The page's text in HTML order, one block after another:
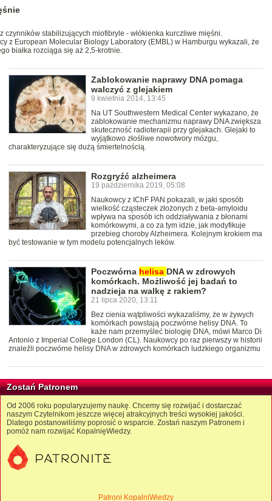
czynników stabilizujących miofibryle - włókienka kurczliwe mięśni.
z European Molecular Biology Laboratory (EMBL) w Hamburgu wykazali, że
białka rozciąga się aż 2,5-krotnie.
Zablokowanie naprawy DNA pomaga
walczyć z glejakiem
9 kwietnia 2014, 13:45
Na UT Southwestern Medical Center wykazano, że
zablokowanie mechanizmu naprawy DNA zwiększa
skuteczność radioterapii przy glejakach. Glejaki to
wyjątkowo złośliwe nowotwory mózgu,
charakteryzujące się dużą śmiertelnością.
Rozgryźć alzheimera
19 października 2019, 05:08
Naukowcy z IChF PAN pokazali, w jaki sposób
wielkość cząsteczek złożonych z beta-amyloidu
wpływa na sposób ich oddziaływania z błonami
komórkowymi, a co za tym idzie, jak modyfikuje
przebieg choroby Alzheimera. Kolejnym krokiem ma
być testowanie w tym modelu potencjalnych leków.
Poczwórna helisa DNA w zdrowych
komórkach. Możliwość jej badań to
nadzieja na walkę z rakiem?
21 lipca 2020, 13:11
Bez cienia wątpliwości wykazaliśmy, że w żywych
komórkach powstają poczwórne helisy DNA. To
każe nam przemyśleć biologię DNA, mówi Marco Di
Antonio z Imperial College London (CL). Naukowcy po raz pierwszy w historii
znaleźli poczwórne helisy DNA w zdrowych komórkach ludzkiego organizmu
Zostań Patronem
Od 2006 roku popularyzujemy naukę. Chcemy się rozwijać i dostarczać
naszym Czytelnikom jeszcze więcej atrakcyjnych treści wysokiej jakości.
Dlatego postanowiliśmy poprosić o wsparcie. Zostań naszym Patronem i
pomóż nam rozwijać KopalnięWiedzy.
Patroni KopalniWiedzy